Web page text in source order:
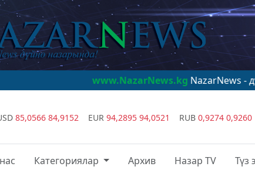
www.NazarNews.kgNazarNews - дүйнө
85,0566 84,9152 EUR 94,2895 94,0521 RUB 0,9274 0,9260
Категориялар Архив Назар TV Түз